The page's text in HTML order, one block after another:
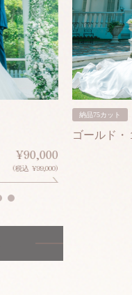
¥90,000
(税込 ¥99,000)
納品75カット
ゴールド・